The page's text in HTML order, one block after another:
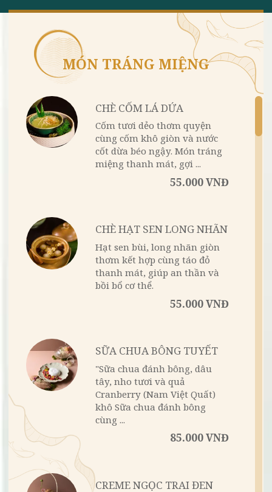
Món Khai Vị
MÓN TRÁNG MIỆNG
CHÈ CỐM LÁ DỨA
Cốm tươi dẻo thơm quyện
cùng cốm khô giòn và nước
cốt dừa béo ngậy. Món tráng
miệng thanh mát, gợi ...
CHÈ HẠT SEN LONG NHÃN
Hạt sen bùi, long nhãn giòn
thơm kết hợp cùng táo đỏ
thanh mát, giúp an thần và
SỮA CHUA BÔNG TUYẾT
"Sữa chua đánh bông, dâu
tây, nho tươi và quả
Cranberry (Nam Việt Quất)
khô Sữa chua đánh bông